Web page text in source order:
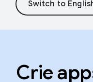
Crie